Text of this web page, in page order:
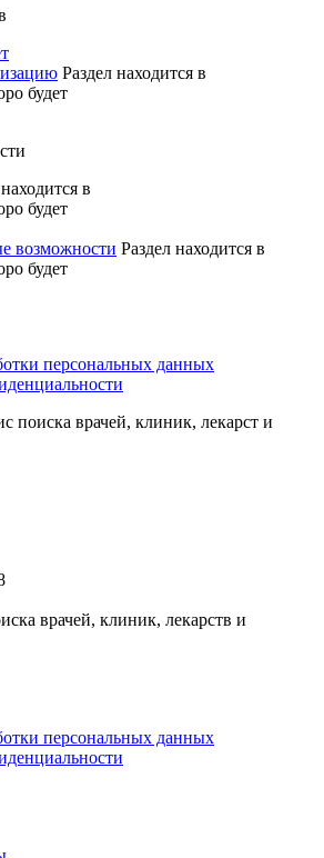
Раздел находится в
будет
в
будет
возможности Раздел находится в
будет
персональных данных
поиска врачей, клиник, лекарст и
врачей, клиник, лекарств и
персональных данных